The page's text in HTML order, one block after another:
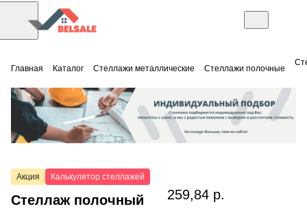
Главная Каталог Стеллажи металлические Стеллажи полочные
Акция Калькулятор стеллажей
Стеллаж полочный
259,84 р.